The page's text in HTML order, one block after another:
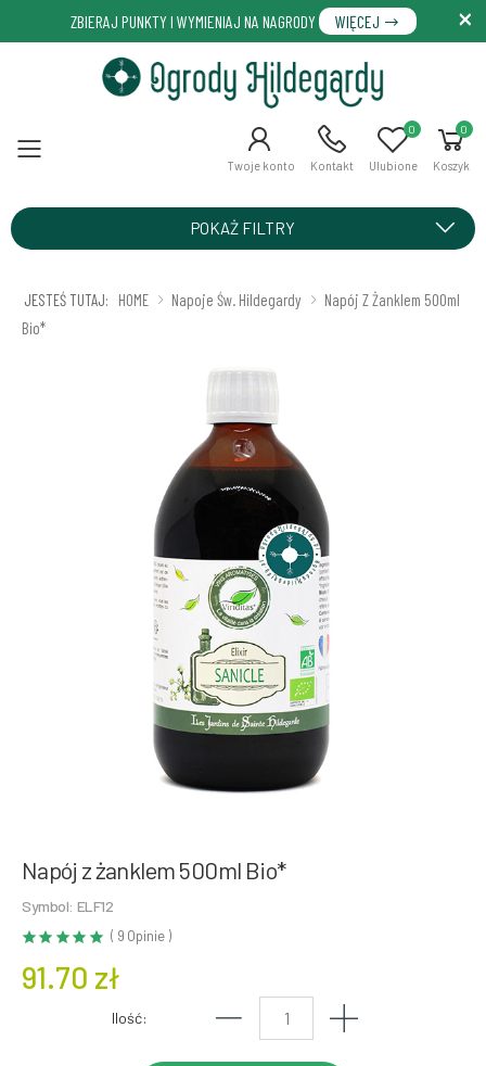
ZBIERAJ PUNKTY I WYMIENIAJ NA NAGRODY WIĘCEJ
Menu Twoje konto Kontakt Ulubione
0 0
Koszyk
POKAŻ FILTRY
JESTEŚ TUTAJ: HOME Napoje Św. Hildegardy
Napój Z Żanklem 500ml
Bio*
Napój z żanklem 500ml Bio*
Symbol: ELF12
( 9 Opinie )
91.70 zł
Ilość: